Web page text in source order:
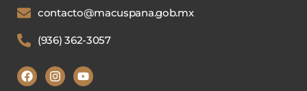
contacto@macuspana.gob.mx
(936) 362-3057